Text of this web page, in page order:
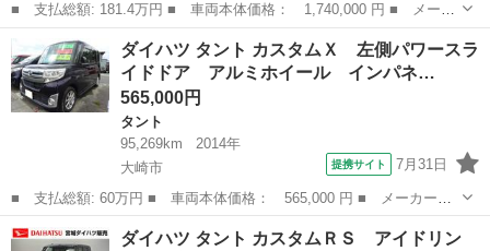
■ 支払総額: 181.4万円 ■ 車両本体価格： 1,740,000 円 ■ メーカ
ー名： ダイハツ ■ 車種名： タント ■ グレード名： カスタム
Ｘリミテッド 電格ミラー Ｂカメラ エアバック オートＬＥＤ
衝突回避...
大崎市 タント
ダイハツ タント カスタムＸ 左側パワースラ
イドドア アルミホイール インパネ…
565,000円
タント
95,269km
2014年
大崎市
提携サイト 7月31日
■ 支払総額: 60万円 ■ 車両本体価格： 565,000 円 ■ メーカー
名： ダイハツ ■ 車種名： タント ■ グレード名： カスタム
Ｘ 左側パワースライドドア アルミホイール インパネオートマ
宮城 大崎市 タント
ダイハツ タント カスタムＲＳ アイドリン